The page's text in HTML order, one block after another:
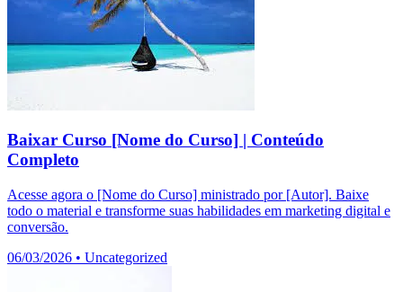
Baixar Curso [Nome do Curso] | Conteúdo
Completo
Acesse agora o [Nome do Curso] ministrado por [Autor]. Baixe
todo o material e transforme suas habilidades em marketing digital e
conversão.
06/03/2026 • Uncategorized